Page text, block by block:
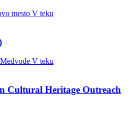
mesto V teku
Medvode V teku
Cultural Heritage Outreach